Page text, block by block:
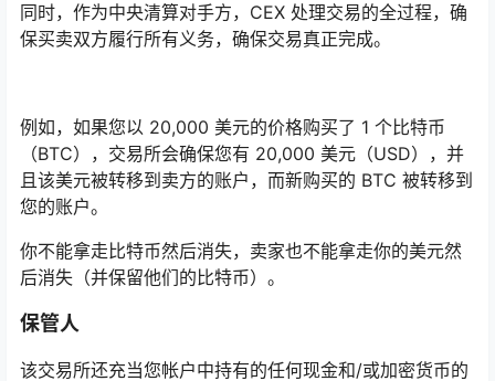
同时，作为中央清算对手方，CEX 处理交易的全过程，确
保买卖双方履行所有义务，确保交易真正完成。
例如，如果您以 20,000 美元的价格购买了 1 个比特币
（BTC），交易所会确保您有 20,000 美元（USD），并
且该美元被转移到卖方的账户，而新购买的 BTC 被转移到
您的账户。
你不能拿走比特币然后消失，卖家也不能拿走你的美元然
后消失（并保留他们的比特币）。
保管人
该交易所还充当您帐户中持有的任何现金和/或加密货币的